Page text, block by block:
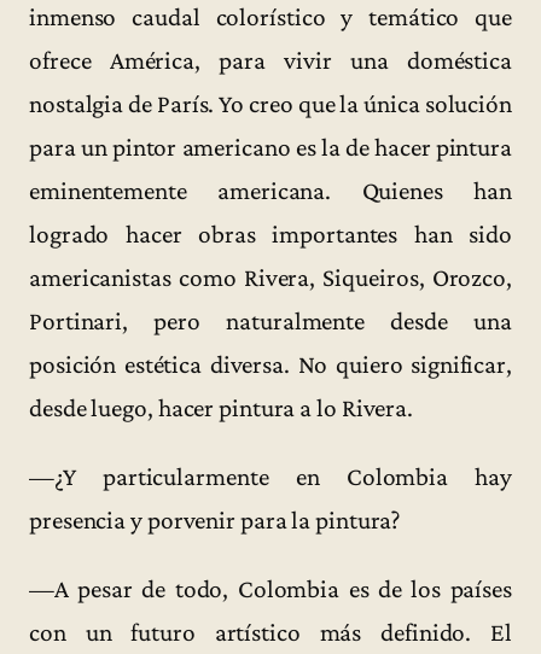
inmenso caudal colorístico y temático que
ofrece América, para vivir una doméstica
nostalgia de París. Yo creo que la única solución
para un pintor americano es la de hacer pintura
eminentemente americana. Quienes han
logrado hacer obras importantes han sido
americanistas como Rivera, Siqueiros, Orozco,
Portinari, pero naturalmente desde una
posición estética diversa. No quiero significar,
desde luego, hacer pintura a lo Rivera.
—¿Y particularmente en Colombia hay
presencia y porvenir para la pintura?
—A pesar de todo, Colombia es de los países
con un futuro artístico más definido. El